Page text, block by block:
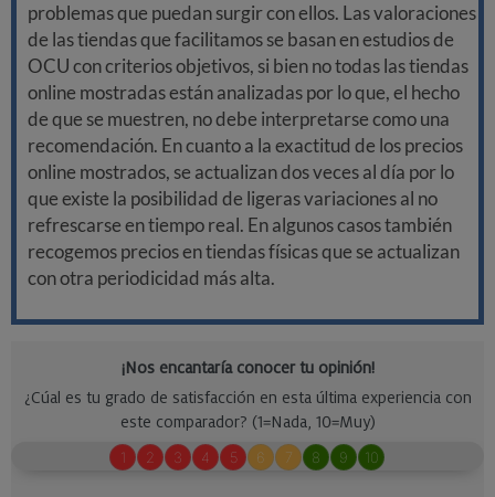
problemas que puedan surgir con ellos. Las valoraciones
de las tiendas que facilitamos se basan en estudios de
OCU con criterios objetivos, si bien no todas las tiendas
online mostradas están analizadas por lo que, el hecho
de que se muestren, no debe interpretarse como una
recomendación. En cuanto a la exactitud de los precios
online mostrados, se actualizan dos veces al día por lo
que existe la posibilidad de ligeras variaciones al no
refrescarse en tiempo real. En algunos casos también
recogemos precios en tiendas físicas que se actualizan
con otra periodicidad más alta.